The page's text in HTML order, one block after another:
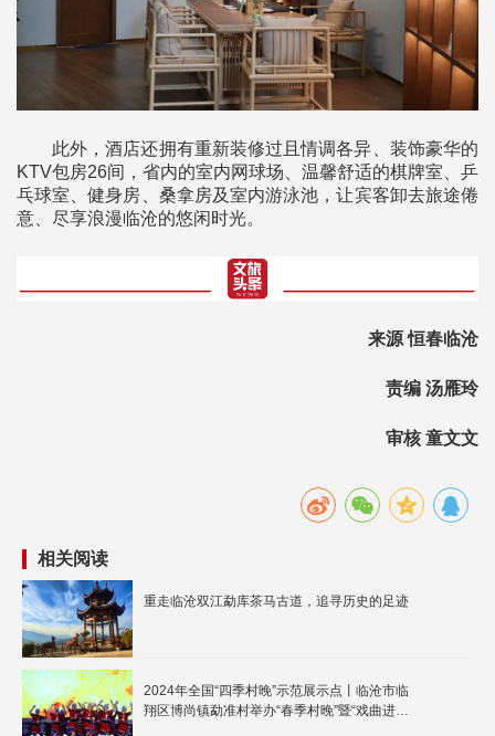
此外，酒店还拥有重新装修过且情调各异、装饰豪华的
KTV包房26间，省内的室内网球场、温馨舒适的棋牌室、乒
乓球室、健身房、桑拿房及室内游泳池，让宾客卸去旅途倦
意、尽享浪漫临沧的悠闲时光。
来源 恒春临沧
责编 汤雁玲
审核 童文文
相关阅读
重走临沧双江勐库茶马古道，追寻历史的足迹
2024年全国“四季村晚”示范展示点丨临沧市临
翔区博尚镇勐准村举办“春季村晚”暨“戏曲进乡